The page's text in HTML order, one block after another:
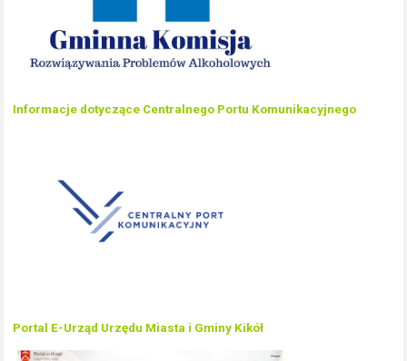
Informacje dotyczące Centralnego Portu Komunikacyjnego
Portal E-Urząd Urzędu Miasta i Gminy Kikół